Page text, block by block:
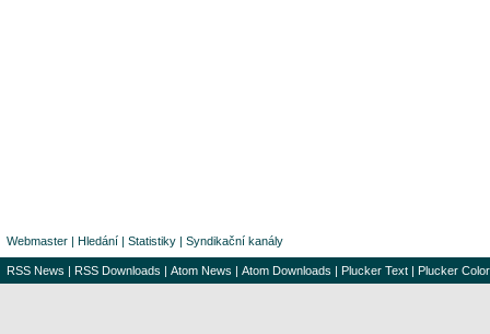
Webmaster | Hledání | Statistiky | Syndikační kanály
RSS News | RSS Downloads | Atom News | Atom Downloads | Plucker Text | Plucker Color